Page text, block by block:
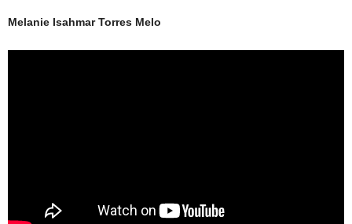
Melanie Isahmar Torres Melo